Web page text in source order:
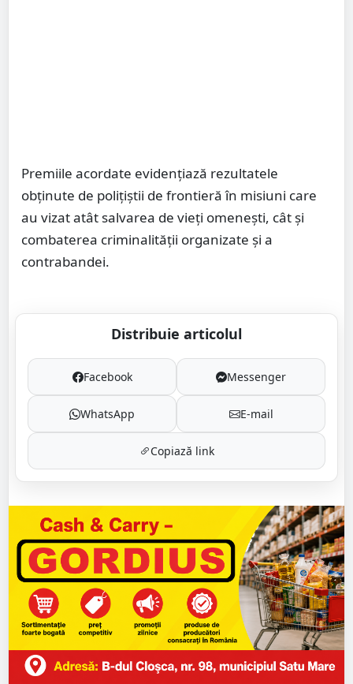
Premiile acordate evidențiază rezultatele
obținute de polițiștii de frontieră în misiuni care
au vizat atât salvarea de vieți omenești, cât și
combaterea criminalității organizate și a
contrabandei.
Distribuie articolul
Facebook Messenger
WhatsApp E-mail
Copiază link